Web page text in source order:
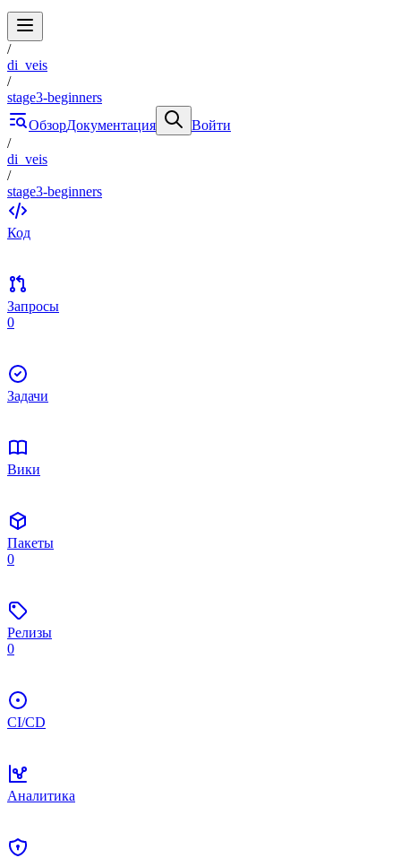
/
di_veis
/
stage3-beginners
ОбзорДокументация
Войти
/
di_veis
/
stage3-beginners
Код
Запросы
0
Задачи
Вики
Пакеты
0
Релизы
0
CI/CD
Аналитика